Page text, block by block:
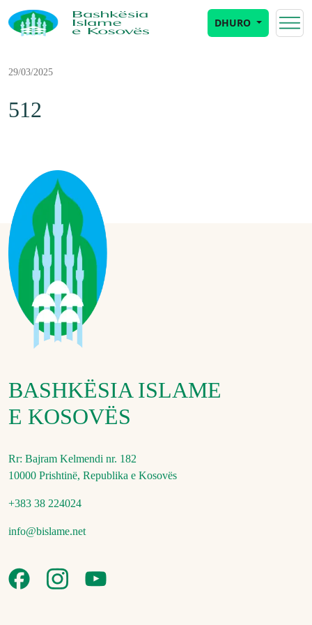
DHURO
29/03/2025
512
BASHKËSIA ISLAME
E KOSOVËS
Rr: Bajram Kelmendi nr. 182
10000 Prishtinë, Republika e Kosovës
+383 38 224024
info@bislame.net